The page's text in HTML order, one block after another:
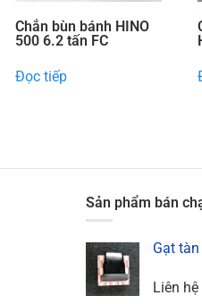
Chắn bùn bánh HINO
500 6.2 tấn FC
Đọc tiếp
Sản phẩm bán
Gạt
Liên hệ